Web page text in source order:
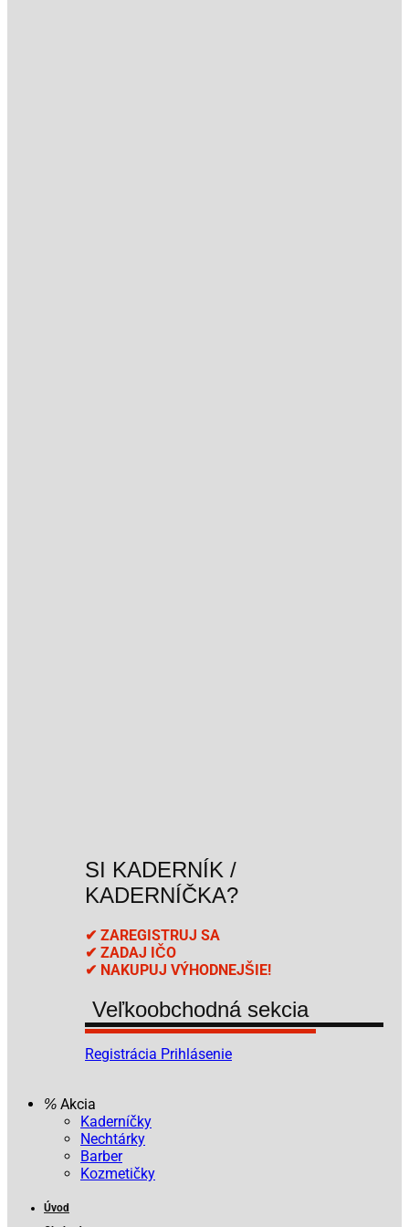
SI KADERNÍK /
KADERNÍČKA?
✔ ZAREGISTRUJ SA
✔ ZADAJ IČO
✔ NAKUPUJ VÝHODNEJŠIE!
Veľkoobchodná sekcia
Registrácia Prihlásenie
Akcia
Kaderníčky
Nechtárky
Barber
Kozmetičky
Úvod